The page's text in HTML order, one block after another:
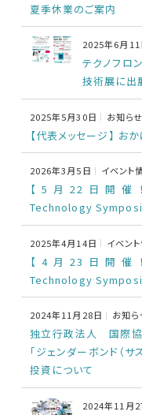
RF関
EMCソ
夏季休業のご案内
2025年6月11
テクノフロ
技術展に出
2025年5月30日 お知らせ
【代表メッセージ】 お
2026年3月5日 イベント
【5月22日開催
Technology
2025年4月14日 イベン
【4月23日開催
Technology
2024年11月28日 お知ら
独立行政法人 国際協
「ジェンダーボンド（サ
投資について
2024年11月